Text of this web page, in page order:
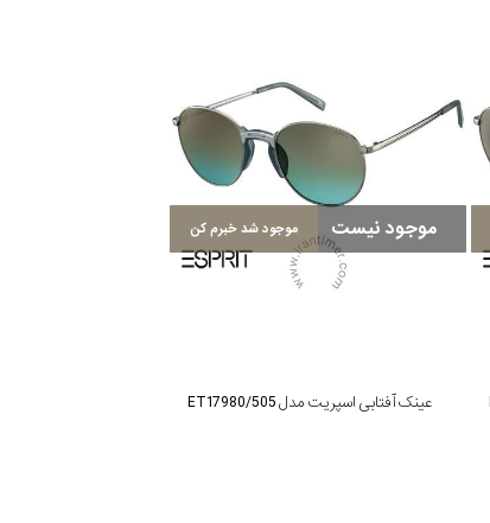
موجود نیست موجود شد خبرم کن
عینک آفتابی اسپریت مدل ET17980/505